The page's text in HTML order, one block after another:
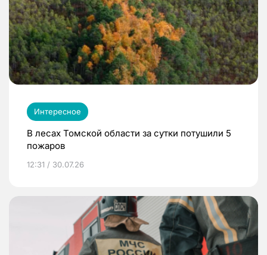
Интересное
В лесах Томской области за сутки потушили 5
пожаров
12:31 / 30.07.26